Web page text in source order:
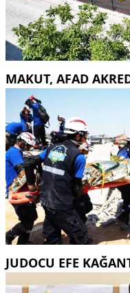
MAKUT, AFAD
JUDOCU EFE